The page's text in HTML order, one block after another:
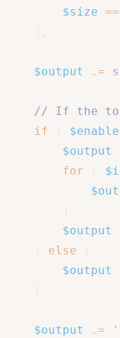
$size
$output .=
// If the
if
$output
for
$i
$output
else
$output
$output .=